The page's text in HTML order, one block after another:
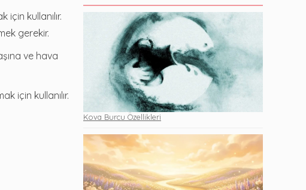
kullanılır.
gerekir.
ve hava
için kullanılır.
Kova Burcu Özellikleri